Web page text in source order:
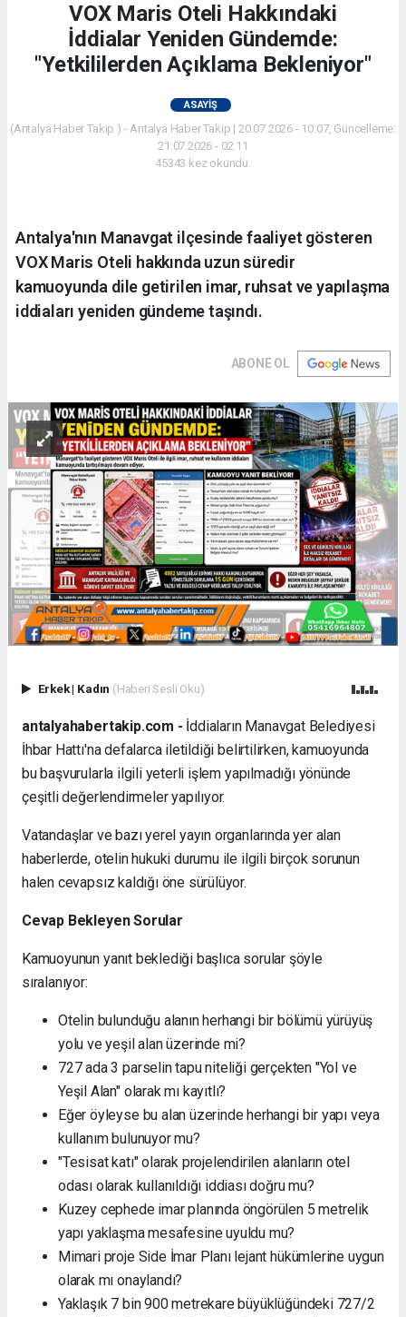
VOX Maris Oteli Hakkındaki
İddialar Yeniden Gündemde:
"Yetkililerden Açıklama Bekleniyor"
ASAYIŞ
(Antalya Haber Takip ) - Antalya Haber Takip | 20.07.2026 - 10:07, Güncelleme:
21.07.2026 - 02:11
45343 kez okundu.
Antalya'nın Manavgat ilçesinde faaliyet gösteren
VOX Maris Oteli hakkında uzun süredir
kamuoyunda dile getirilen imar, ruhsat ve yapılaşma
iddiaları yeniden gündeme taşındı.
ABONE OL
Erkek| Kadın (Haberi Sesli Oku)
antalyahabertakip.com - İddiaların Manavgat Belediyesi
İhbar Hattı'na defalarca iletildiği belirtilirken, kamuoyunda
bu başvurularla ilgili yeterli işlem yapılmadığı yönünde
çeşitli değerlendirmeler yapılıyor.
Vatandaşlar ve bazı yerel yayın organlarında yer alan
haberlerde, otelin hukuki durumu ile ilgili birçok sorunun
halen cevapsız kaldığı öne sürülüyor.
Cevap Bekleyen Sorular
Kamuoyunun yanıt beklediği başlıca sorular şöyle
sıralanıyor:
Otelin bulunduğu alanın herhangi bir bölümü yürüyüş
yolu ve yeşil alan üzerinde mi?
727 ada 3 parselin tapu niteliği gerçekten "Yol ve
Yeşil Alan" olarak mı kayıtlı?
Eğer öyleyse bu alan üzerinde herhangi bir yapı veya
kullanım bulunuyor mu?
"Tesisat katı" olarak projelendirilen alanların otel
odası olarak kullanıldığı iddiası doğru mu?
Kuzey cephede imar planında öngörülen 5 metrelik
yapı yaklaşma mesafesine uyuldu mu?
Mimari proje Side İmar Planı lejant hükümlerine uygun
olarak mı onaylandı?
Yaklaşık 7 bin 900 metrekare büyüklüğündeki 727/2